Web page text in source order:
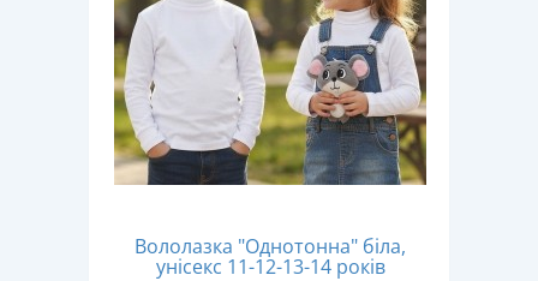
Вололазка "Однотонна" біла,
унісекс 11-12-13-14 років